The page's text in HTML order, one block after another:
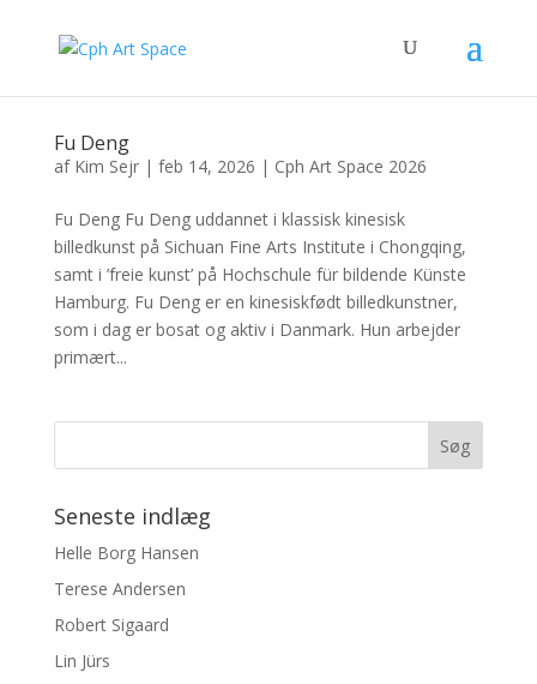
Fu Deng
af Kim Sejr| feb 14, 2026 | Cph Art Space 2026
Fu Deng Fu Deng uddannet i klassisk kinesisk
billedkunst på Sichuan Fine Arts Institute i Chongqing,
samt i ’freie kunst’ på Hochschule für bildende Künste
Hamburg. Fu Deng er en kinesiskfødt billedkunstner,
som i dag er bosat og aktiv i Danmark. Hun arbejder
primært...
Seneste indlæg
Helle Borg Hansen
Terese Andersen
Robert Sigaard
Lin Jürs